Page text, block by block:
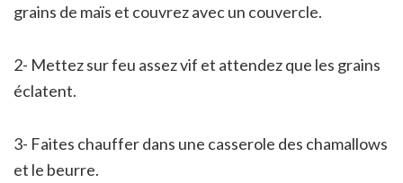
grains de maïs et couvrez avec un couvercle.
2- Mettez sur feu assez vif et attendez que les grains
éclatent.
3- Faites chauffer dans une casserole des chamallows
et le beurre.